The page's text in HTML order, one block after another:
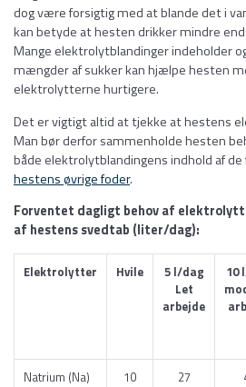
dog være forsigtig med at blande det i
kan betyde at hesten drikker mindre
Mange elektrolytblandinger indeholder
mængder af sukker kan hjælpe hesten
elektrolytterne hurtigere.
Det er vigtigt altid at tjekke at hestens
Man bør derfor sammenholde hesten
både elektrolytblandingens indhold af
hestens øvrige foder.
Forventet dagligt behov af
af hestens svedtab (liter/dag):
Elektrolytter Hvile
5 l/dag
Let
arbejde
10
Natrium (Na)
10 27